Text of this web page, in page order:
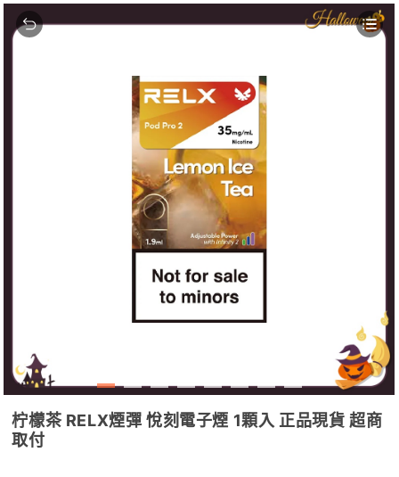
柠檬茶 RELX煙彈 悅刻電子煙 1顆入 正品現貨 超商
取付